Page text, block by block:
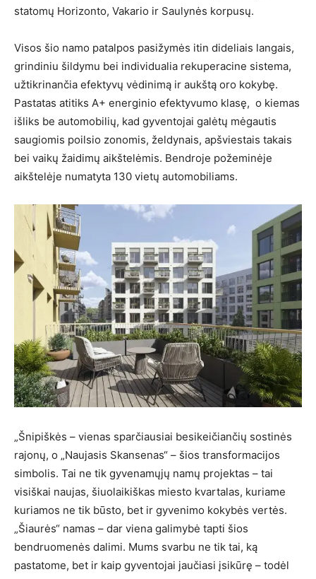
statomų Horizonto, Vakario ir Saulynės korpusų.
Visos šio namo patalpos pasižymės itin dideliais langais,
grindiniu šildymu bei individualia rekuperacine sistema,
užtikrinančia efektyvų vėdinimą ir aukštą oro kokybę.
Pastatas atitiks A+ energinio efektyvumo klasę, o kiemas
išliks be automobilių, kad gyventojai galėtų mėgautis
saugiomis poilsio zonomis, želdynais, apšviestais takais
bei vaikų žaidimų aikštelėmis. Bendroje požeminėje
aikštelėje numatyta 130 vietų automobiliams.
„Šnipiškės – vienas sparčiausiai besikeičiančių sostinės
rajonų, o „Naujasis Skansenas“ – šios transformacijos
simbolis. Tai ne tik gyvenamųjų namų projektas – tai
visiškai naujas, šiuolaikiškas miesto kvartalas, kuriame
kuriamos ne tik būsto, bet ir gyvenimo kokybės vertės.
„Šiaurės“ namas – dar viena galimybė tapti šios
bendruomenės dalimi. Mums svarbu ne tik tai, ką
pastatome, bet ir kaip gyventojai jaučiasi įsikūrę – todėl